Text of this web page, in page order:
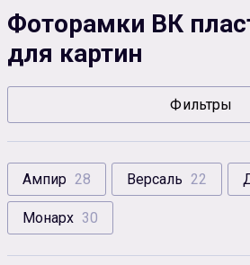
Батарейки Сублимация
Фоторамки ВК
для картин
Фильтры
Ампир 28 Версаль 22
Монарх 30